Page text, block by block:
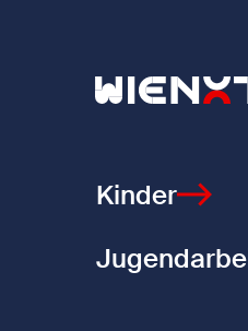
Zurück zur
Kinder